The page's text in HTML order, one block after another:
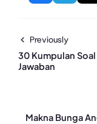
Previously
30 Kumpulan
Jawaban
Makna Bunga